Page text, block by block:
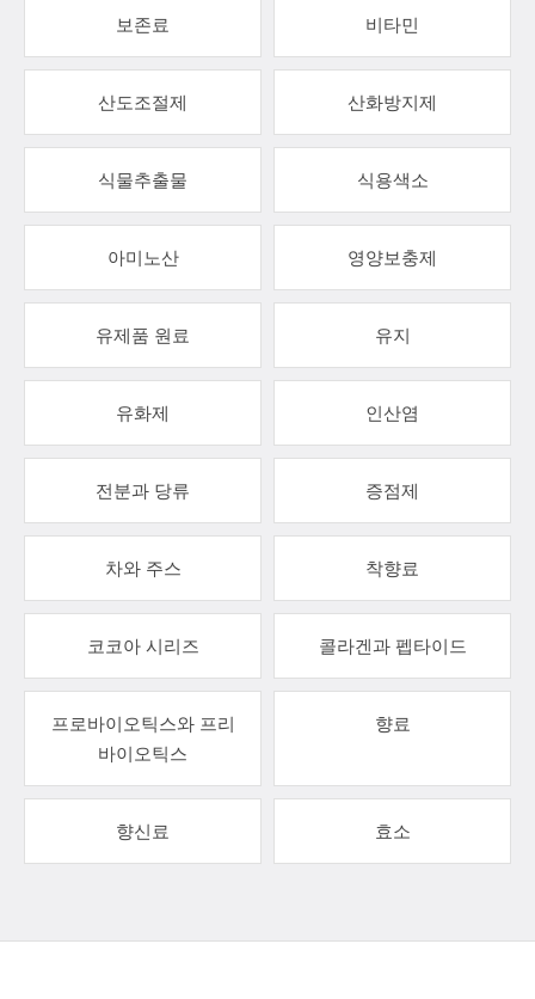
보존료 비타민
산도조절제 산화방지제
식물추출물 식용색소
아미노산 영양보충제
유제품 원료 유지
유화제 인산염
전분과 당류 증점제
차와 주스 착향료
코코아 시리즈 콜라겐과 펩타이드
프로바이오틱스와 프리
바이오틱스
향료
향신료 효소